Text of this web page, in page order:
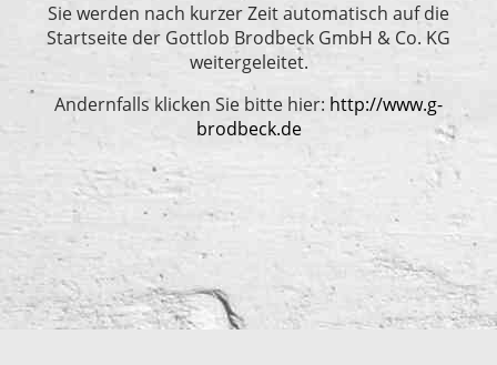
Sie werden nach kurzer Zeit automatisch auf die
Startseite der Gottlob Brodbeck GmbH & Co. KG
weitergeleitet.
Andernfalls klicken Sie bitte hier: http://www.g-
brodbeck.de